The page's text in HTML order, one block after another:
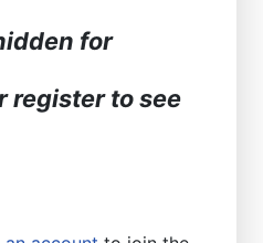
for
register to see